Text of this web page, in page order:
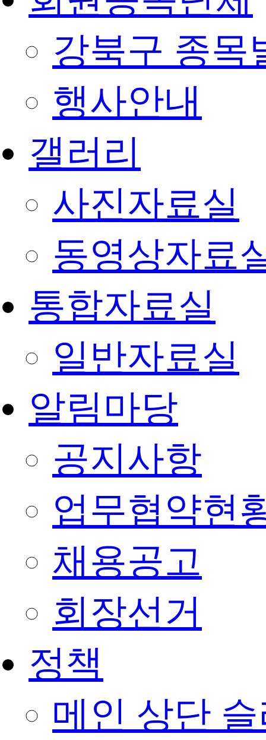
강북구 종목
행사안내
갤러리
사진자료실
동영상자료
통합자료실
일반자료실
알림마당
공지사항
업무협약현
채용공고
회장선거
정책
메인 상단